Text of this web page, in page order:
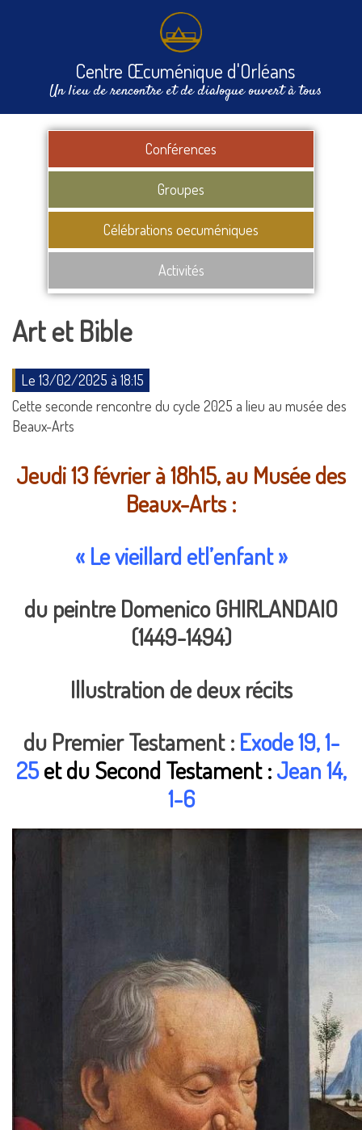
Centre Œcuménique d'Orléans
Un lieu de rencontre et de dialogue ouvert à tous
Conférences
Groupes
Célébrations oecuméniques
Activités
Art et Bible
Le 13/02/2025 à 18:15
Cette seconde rencontre du cycle 2025 a lieu au musée des
Beaux-Arts
Jeudi 13 févrierà 18h15, au Musée des
Beaux-Arts :
« Le vieillard etl’enfant »
du peintreDomenico GHIRLANDAIO
(1449-1494)
Illustration de deux récits
du Premier Testament : Exode 19, 1-
25et du Second Testament :Jean 14,
1-6